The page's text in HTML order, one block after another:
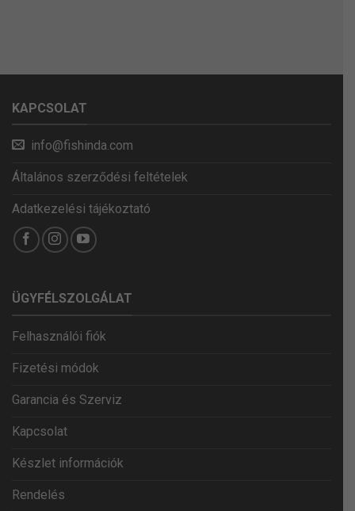
KAPCSOLAT
info@fishinda.com
Általános szerződési feltételek
Adatkezelési tájékoztató
ÜGYFÉLSZOLGÁLAT
Felhasználói fiók
Fizetési módok
Garancia és Szerviz
Kapcsolat
Készlet információk
Rendelés